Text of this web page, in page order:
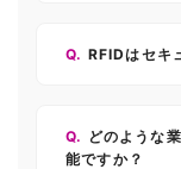
RFIDはセキ
どのような
能ですか？